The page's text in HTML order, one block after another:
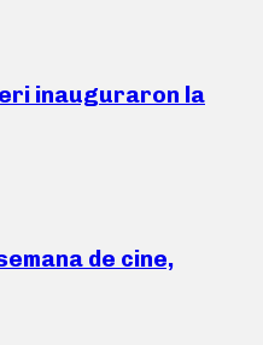
inauguraron la
de cine,